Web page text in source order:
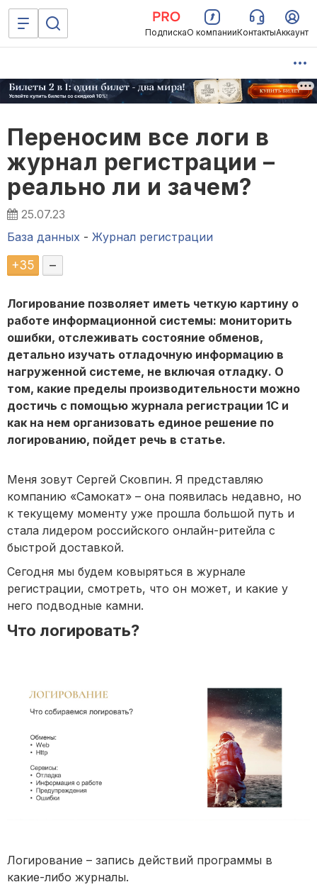
ПодпискаО компанииКонтактыАккаунт
Переносим все логи в
журнал регистрации –
реально ли и зачем?
25.07.23
База данных - Журнал регистрации
+35 –
Логирование позволяет иметь четкую картину о
работе информационной системы: мониторить
ошибки, отслеживать состояние обменов,
детально изучать отладочную информацию в
нагруженной системе, не включая отладку. О
том, какие пределы производительности можно
достичь с помощью журнала регистрации 1С и
как на нем организовать единое решение по
логированию, пойдет речь в статье.
Меня зовут Сергей Сковпин. Я представляю
компанию «Самокат» – она появилась недавно, но
к текущему моменту уже прошла большой путь и
стала лидером российского онлайн-ритейла с
быстрой доставкой.
Сегодня мы будем ковыряться в журнале
регистрации, смотреть, что он может, и какие у
него подводные камни.
Что логировать?
Логирование – запись действий программы в
какие-либо журналы.